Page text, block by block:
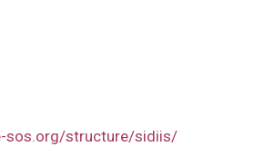
sos.org/structure/sidiis/